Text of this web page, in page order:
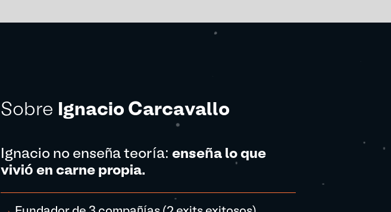
Sobre Ignacio Carcavallo
Ignacio no enseña teoría: enseña lo que
vivió en carne propia.